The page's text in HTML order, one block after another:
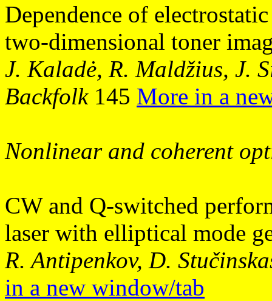
Dependence of
two-dimensional toner
J. Kaladė, R. Maldžius, J.
Backfolk145 More in a
Nonlinear and coherent
CW and Q-switched
laser with elliptical mode
R. Antipenkov, D.
in a new window/tab